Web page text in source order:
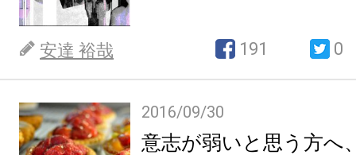
安達 裕哉 191 0
2016/09/30
意志が弱いと思う方へ